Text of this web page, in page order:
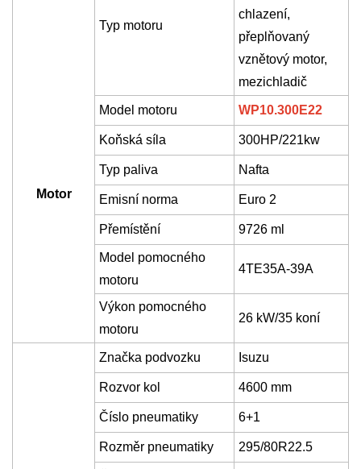
Motor
Typ motoru
chlazení,
přeplňovaný
vznětový motor,
mezichladič
Model motoru WP10.300E22
Koňská síla 300HP/221kw
Typ paliva Nafta
Emisní norma Euro 2
Přemístění 9726 ml
Model pomocného
motoru
4TE35A-39A
Výkon pomocného
motoru
26 kW/35 koní
Značka podvozku Isuzu
Rozvor kol 4600 mm
Číslo pneumatiky 6+1
Rozměr pneumatiky 295/80R22.5